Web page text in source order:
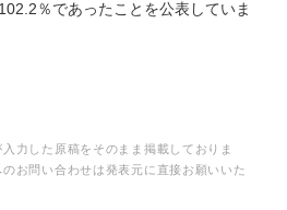
％であったことを公表していま
力した原稿をそのまま掲載しておりま
お問い合わせは発表元に直接お願いいた